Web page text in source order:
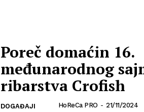
Poreč domaćin 16.
međunarodnog
ribarstva Crofish
DOGAĐAJI HoReCa PRO - 21/11/2024